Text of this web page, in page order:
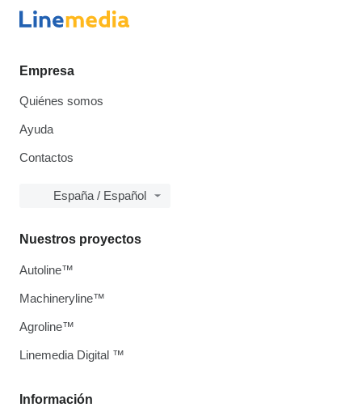
Empresa
Quiénes somos
Ayuda
Contactos
España / Español
Información
Nuestros proyectos
Autoline™
Machineryline™
Agroline™
Linemedia Digital ™